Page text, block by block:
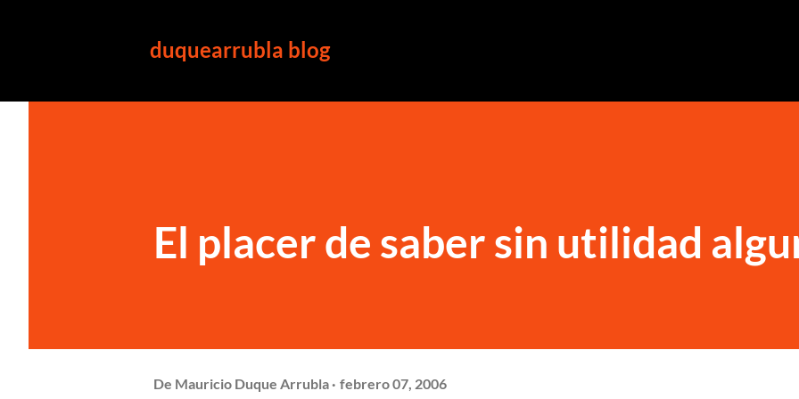
duquearrubla blog
El placer de saber sin utilidad
De Mauricio Duque Arrubla febrero 07, 2006